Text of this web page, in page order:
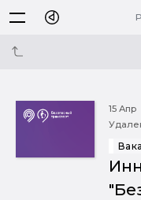
15 Апр